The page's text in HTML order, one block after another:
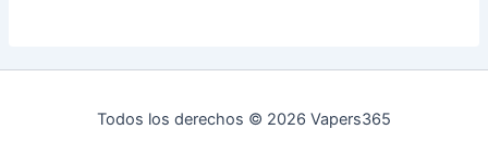
Todos los derechos © 2026 Vapers365